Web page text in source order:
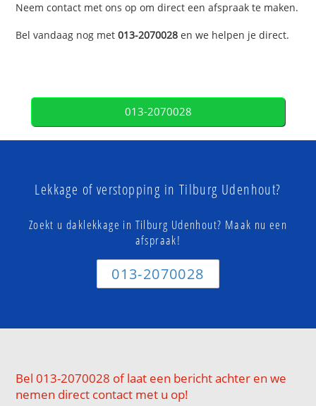
Neem contact met ons op om direct een afspraak te maken.
Bel vandaag nog met013-2070028 en we helpen je direct.
013-2070028
Lekkage of verstopping in Tilburg Udenhout?
Zoekt u daklekkage in Tilburg Udenhout? Maak nu een
afspraak!
013-2070028
Bel 013-2070028 of laat een bericht achter en we
nemen direct contact met u op!